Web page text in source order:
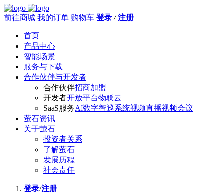
前往商城 我的订单 购物车 登录 / 注册
首页
产品中心
智能场景
服务与下载
合作伙伴与开发者
合作伙伴招商加盟
开发者开放平台物联云
SaaS服务AI数字智巡系统视频直播视频会议
萤石资讯
关于萤石
投资者关系
了解萤石
发展历程
社会责任
登录/注册